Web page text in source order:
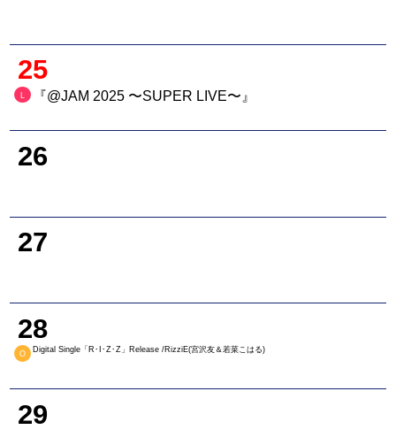
25
L 『@JAM 2025 〜SUPER LIVE〜』
26
27
28
O
Digital Single「R･I･Z･Z」Release /RizziE(宮沢友＆若菜こはる)
29